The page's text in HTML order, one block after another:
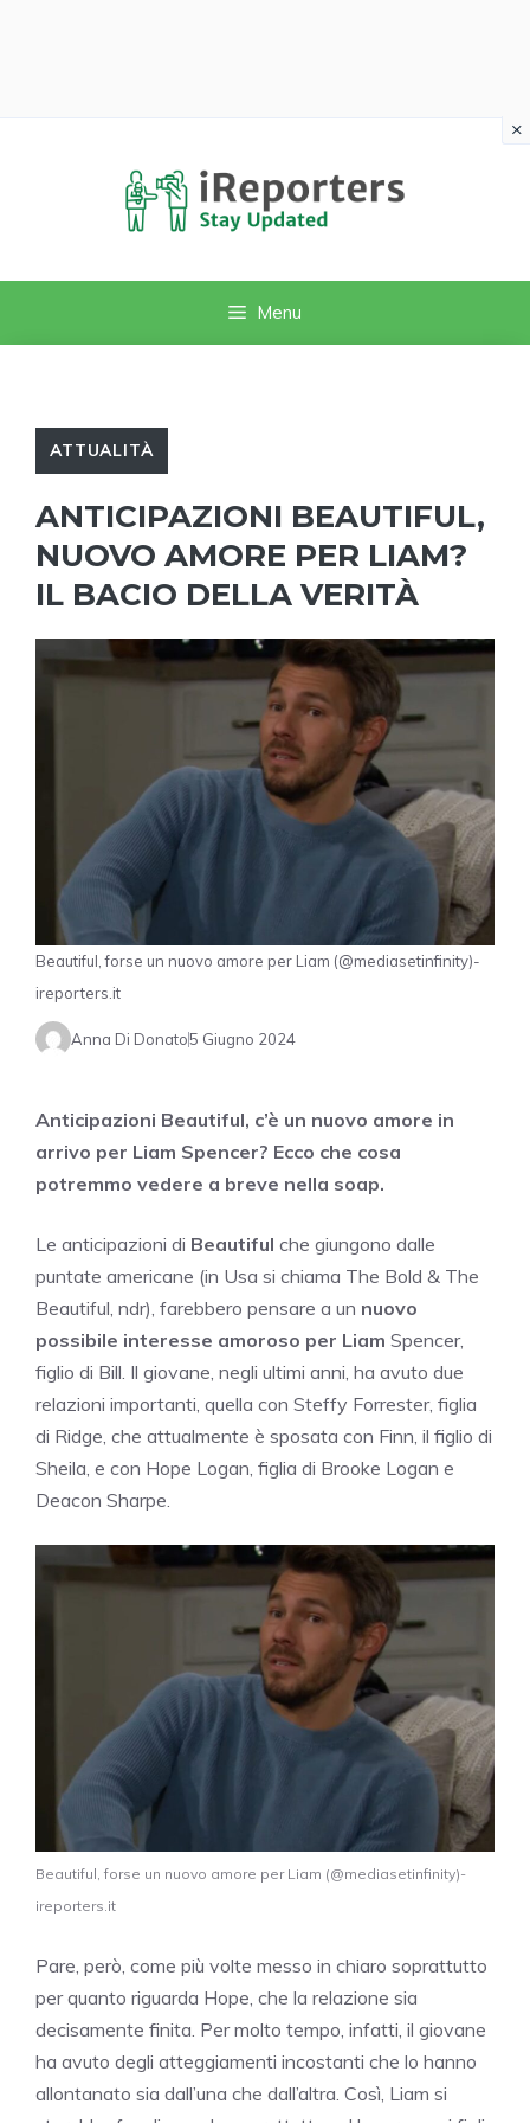
Menu
ATTUALITÀ
ANTICIPAZIONI BEAUTIFUL,
NUOVO AMORE PER LIAM?
IL BACIO DELLA VERITÀ
Beautiful, forse un nuovo amore per Liam (@mediasetinfinity)-
ireporters.it
Anna Di Donato5 Giugno 2024
Anticipazioni Beautiful, c’è un nuovo amore in
arrivo per Liam Spencer? Ecco che cosa
potremmo vedere a breve nella soap.
Le anticipazioni di Beautiful che giungono dalle
puntate americane (in Usa si chiama The Bold & The
Beautiful, ndr), farebbero pensare a un nuovo
possibile interesse amoroso per Liam Spencer,
figlio di Bill. Il giovane, negli ultimi anni, ha avuto due
relazioni importanti, quella con Steffy Forrester, figlia
di Ridge, che attualmente è sposata con Finn, il figlio di
Sheila, e con Hope Logan, figlia di Brooke Logan e
Deacon Sharpe.
Beautiful, forse un nuovo amore per Liam (@mediasetinfinity)-
ireporters.it
Pare, però, come più volte messo in chiaro soprattutto
per quanto riguarda Hope, che la relazione sia
decisamente finita. Per molto tempo, infatti, il giovane
ha avuto degli atteggiamenti incostanti che lo hanno
allontanato sia dall’una che dall’altra. Così, Liam si
×